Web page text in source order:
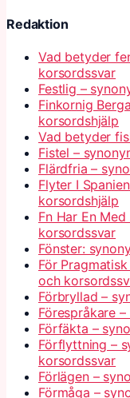
Redaktion
Vad betyder
korsordssvar
Festlig –
Finkornig
korsordshjälp
Vad betyder
Fistel –
Flärdfria –
Flyter I
korsordshjälp
Fn Har En
korsordssvar
Fönster:
För
och
Förbryllad –
Förespråkare
Förfäkta –
Förflyttning –
korsordssvar
Förlägen –
Förmåga –